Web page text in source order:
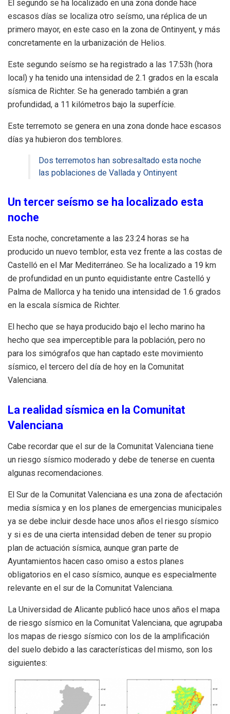
El segundo se ha localizado en una zona donde hace
escasos días se localiza otro seísmo, una réplica de un
primero mayor, en este caso en la zona de Ontinyent, y más
concretamente en la urbanización de Helios.
Este segundo seísmo se ha registrado a las 17:53h (hora
local) y ha tenido una intensidad de 2.1 grados en la escala
sísmica de Richter. Se ha generado también a gran
profundidad, a 11 kilómetros bajo la superfície.
Este terremoto se genera en una zona donde hace escasos
días ya hubieron dos temblores.
Dos terremotos han sobresaltado esta noche
las poblaciones de Vallada y Ontinyent
Un tercer seísmo se ha localizado esta
noche
Esta noche, concretamente a las 23:24 horas se ha
producido un nuevo temblor, esta vez frente a las costas de
Castelló en el Mar Mediterráneo. Se ha localizado a 19 km
de profundidad en un punto equidistante entre Castelló y
Palma de Mallorca y ha tenido una intensidad de 1.6 grados
en la escala sísmica de Richter.
El hecho que se haya producido bajo el lecho marino ha
hecho que sea imperceptible para la población, pero no
para los simógrafos que han captado este movimiento
sísmico, el tercero del día de hoy en la Comunitat
Valenciana.
La realidad sísmica en la Comunitat
Valenciana
Cabe recordar que el sur de la Comunitat Valenciana tiene
un riesgo sísmico moderado y debe de tenerse en cuenta
algunas recomendaciones.
El Sur de la Comunitat Valenciana es una zona de afectación
media sísmica y en los planes de emergencias municipales
ya se debe incluir desde hace unos años el riesgo sísmico
y si es de una cierta intensidad deben de tener su propio
plan de actuación sísmica, aunque gran parte de
Ayuntamientos hacen caso omiso a estos planes
obligatorios en el caso sísmico, aunque es especialmente
relevante en el sur de la Comunitat Valenciana.
La Universidad de Alicante publicó hace unos años el mapa
de riesgo sísmico en la Comunitat Valenciana, que agrupaba
los mapas de riesgo sísmico con los de la amplificación
del suelo debido a las características del mismo, son los
siguientes: